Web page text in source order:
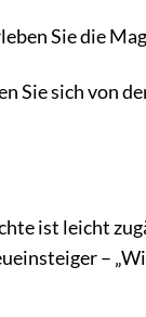
Sie die
Sie sich von
ist leicht
–